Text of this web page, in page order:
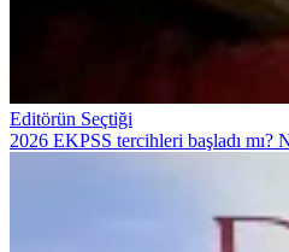
Editörün Seçtiği
2026 EKPSS tercihleri başladı mı?